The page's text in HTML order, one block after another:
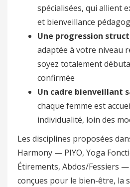
spécialisées, qui allient
et bienveillance
Une progression
adaptée à votre niveau
soyez totalement
confirmée
Un cadre bienveillant
chaque femme est
individualité, loin des
Les disciplines proposées
Harmony — PIYO, Yoga
Étirements, Abdos/Fessiers
conçues pour le bien-être, la